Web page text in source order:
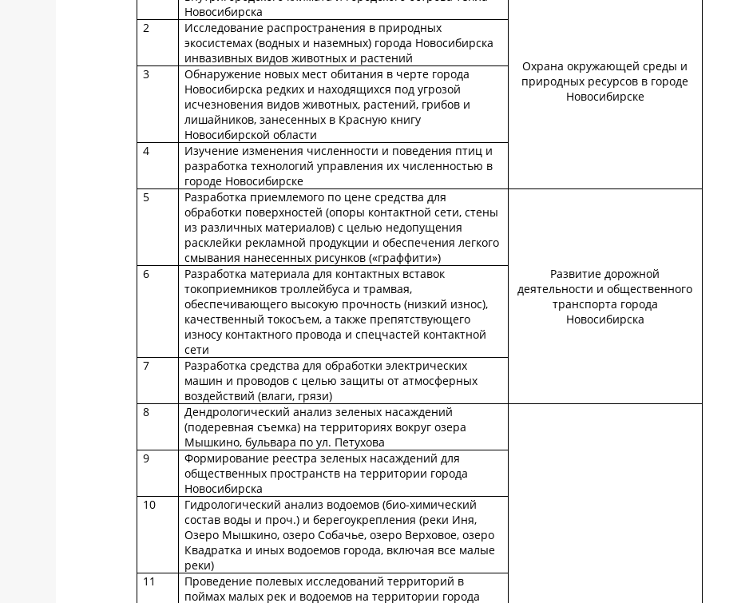
Новосибирска
Охрана окружающей среды и
природных ресурсов в городе
Новосибирске
2
Исследование распространения в природных
экосистемах (водных и наземных) города Новосибирска
инвазивных видов животных и растений
3
Обнаружение новых мест обитания в черте города
Новосибирска редких и находящихся под угрозой
исчезновения видов животных, растений, грибов и
лишайников, занесенных в Красную книгу
Новосибирской области
4
Изучение изменения численности и поведения птиц и
разработка технологий управления их численностью в
городе Новосибирске
5
Разработка приемлемого по цене средства для
обработки поверхностей (опоры контактной сети, стены
из различных материалов) с целью недопущения
расклейки рекламной продукции и обеспечения легкого
смывания нанесенных рисунков («граффити»)
Развитие дорожной
деятельности и общественного
транспорта города
Новосибирска
6
Разработка материала для контактных вставок
токоприемников троллейбуса и трамвая,
обеспечивающего высокую прочность (низкий износ),
качественный токосъем, а также препятствующего
износу контактного провода и спецчастей контактной
сети
7
Разработка средства для обработки электрических
машин и проводов с целью защиты от атмосферных
воздействий (влаги, грязи)
8
Дендрологический анализ зеленых насаждений
(подеревная съемка) на территориях вокруг озера
Мышкино, бульвара по ул. Петухова
9
Формирование реестра зеленых насаждений для
общественных пространств на территории города
Новосибирска
10
Гидрологический анализ водоемов (био-химический
состав воды и проч.) и берегоукрепления (реки Иня,
Озеро Мышкино, озеро Собачье, озеро Верховое, озеро
Квадратка и иных водоемов города, включая все малые
реки)
11
Проведение полевых исследований территорий в
поймах малых рек и водоемов на территории города